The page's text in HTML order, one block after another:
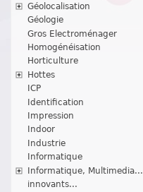
Géolocalisation
Géologie
Gros Electroménager
Homogénéisation
Horticulture
Hottes
ICP
Identification
Impression
Indoor
Industrie
Informatique
Informatique, Multimedia...
innovants...